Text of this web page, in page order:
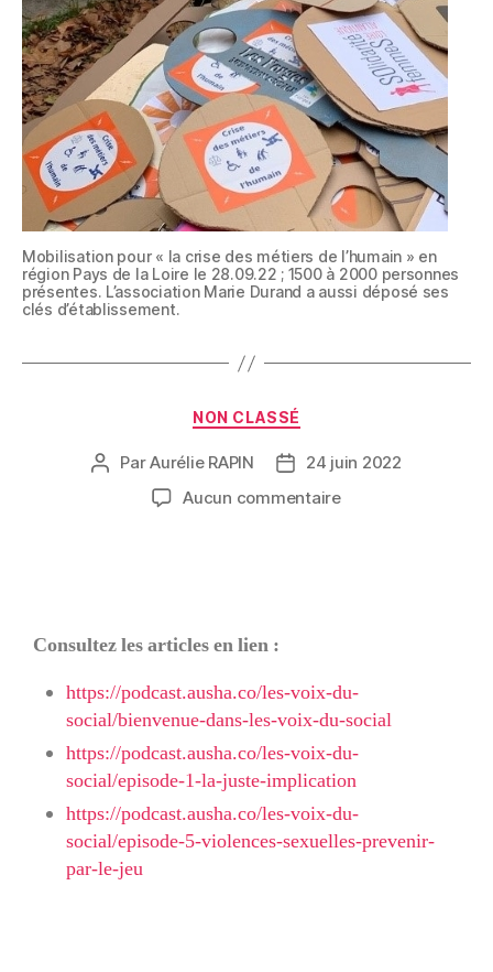
Mobilisation pour « la crise des métiers de l’humain » en
région Pays de la Loire le 28.09.22 ; 1500 à 2000 personnes
présentes. L’association Marie Durand a aussi déposé ses
clés d’établissement.
NON CLASSÉ
ParAurélie RAPIN
24 juin 2022
Aucun commentaire
Consultez les articles en lien :
https://podcast.ausha.co/les-voix-du-
social/bienvenue-dans-les-voix-du-social
https://podcast.ausha.co/les-voix-du-
social/episode-1-la-juste-implication
https://podcast.ausha.co/les-voix-du-
social/episode-5-violences-sexuelles-prevenir-
par-le-jeu